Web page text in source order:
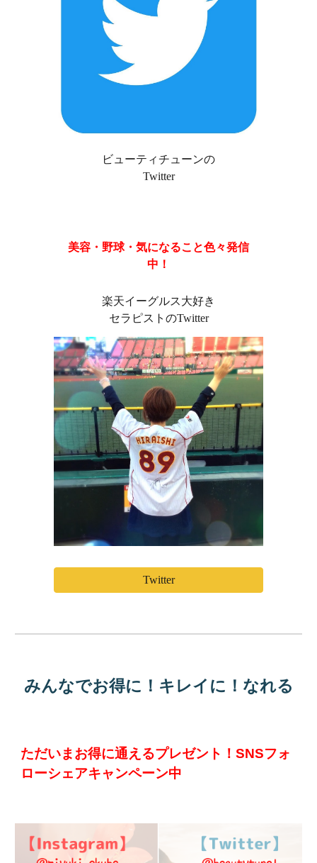
ビューティチューンの
Twitter
美容・野球・気になること色々発信
中！
楽天イーグルス大好き
セラピストのTwitter
Twitter
みんなでお得に！キレイに！なれる
ただいまお得に通えるプレゼント！SNSフォ
ローシェアキャンペーン中